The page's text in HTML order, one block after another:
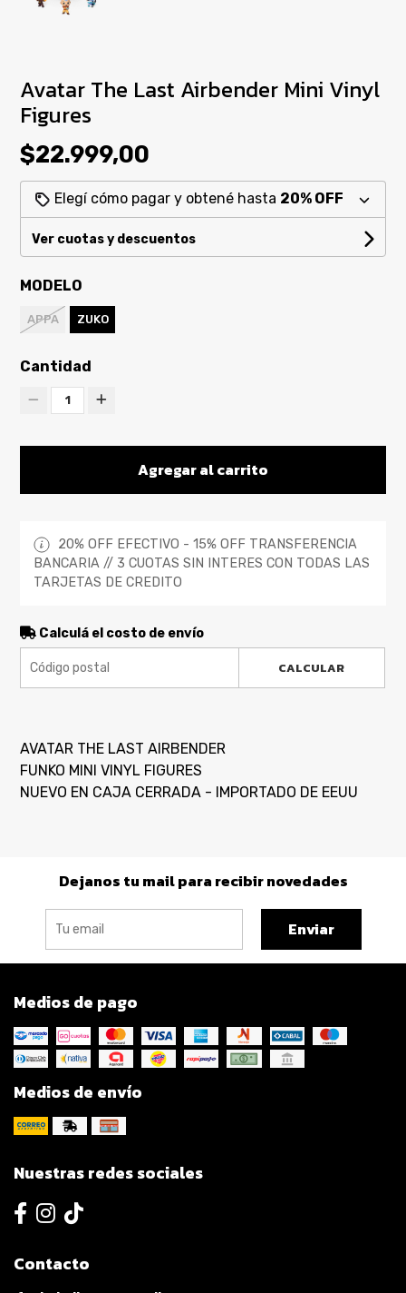
Avatar The Last Airbender Mini Vinyl
Figures
$22.999,00
Elegí cómo pagar y obtené hasta 20% OFF
Ver cuotas y descuentos
MODELO
APPA ZUKO
Cantidad
1
Agregar al carrito
20% OFF EFECTIVO - 15% OFF TRANSFERENCIA
BANCARIA // 3 CUOTAS SIN INTERES CON TODAS LAS
TARJETAS DE CREDITO
Calculá el costo de envío
CALCULAR
AVATAR THE LAST AIRBENDER
FUNKO MINI VINYL FIGURES
NUEVO EN CAJA CERRADA - IMPORTADO DE EEUU
Dejanos tu mail para recibir novedades
Enviar
Medios de pago
Medios de envío
Nuestras redes sociales
Contacto